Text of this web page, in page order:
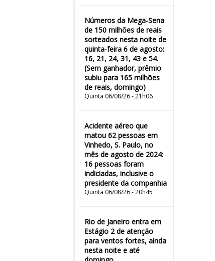
Números da Mega-Sena
de 150 milhões de reais
sorteados nesta noite de
quinta-feira 6 de agosto:
16, 21, 24, 31, 43 e 54.
(Sem ganhador, prêmio
subiu para 165 milhões
de reais, domingo)
Quinta 06/08/26 - 21h06
Acidente aéreo que
matou 62 pessoas em
Vinhedo, S. Paulo, no
mês de agosto de 2024:
16 pessoas foram
indiciadas, inclusive o
presidente da companhia
Quinta 06/08/26 - 20h45
Rio de Janeiro entra em
Estágio 2 de atenção
para ventos fortes, ainda
nesta noite e até